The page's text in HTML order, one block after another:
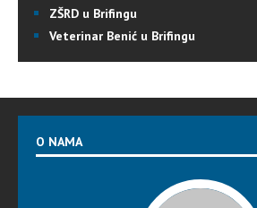
ZŠRD u Brifingu
Veterinar Benić u Brifingu
O NAMA